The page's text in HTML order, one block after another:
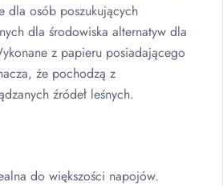
dla osób poszukujących
dla środowiska alternatyw dla
z papieru posiadającego
że pochodzą z
źródeł leśnych.
do większości napojów.